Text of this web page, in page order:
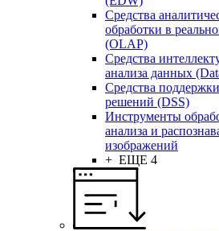
Средства
обработки в
(OLAP)
Средства
анализа данных
Средства
решений (DSS)
Инструменты
анализа и
изображений
+ ЕЩЕ 4